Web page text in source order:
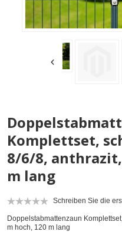
Komplettset,
8/6/8, anthrazit,
m lang
Schreiben Sie die
Doppelstabmattenzaun
m hoch, 120 m lang